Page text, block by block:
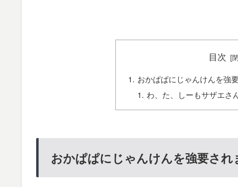
目次
おかぱぱにじゃんけんを強
わ、た、しーもサザエさ
おかぱぱにじゃんけんを強要され